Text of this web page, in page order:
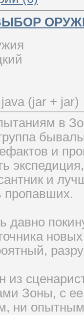
(jar + jar)
в
и
и
пропавших.
давно
из
Зоны, с
ни